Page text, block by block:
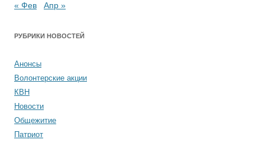
« Фев Апр »
РУБРИКИ НОВОСТЕЙ
Анонсы
Волонтерские акции
КВН
Новости
Общежитие
Патриот